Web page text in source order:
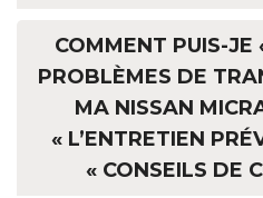
COMMENT PUIS-JE
PROBLÈMES DE
MA NISSAN
« L’ENTRETIEN
« CONSEILS DE